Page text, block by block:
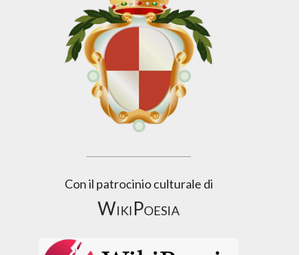
Con il patrocinio culturale di
WikiPoesia